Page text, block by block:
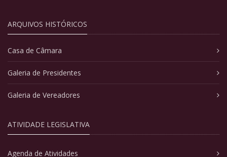
ARQUIVOS HISTÓRICOS
Casa de Câmara
Galeria de Presidentes
Galeria de Vereadores
ATIVIDADE LEGISLATIVA
Agenda de Atividades